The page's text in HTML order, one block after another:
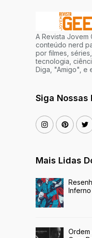
A Revista Jovem
conteúdo nerd
por filmes,
tecnologia,
Diga, "Amigo", e
Siga Nossas
Mais Lidas
Inferno